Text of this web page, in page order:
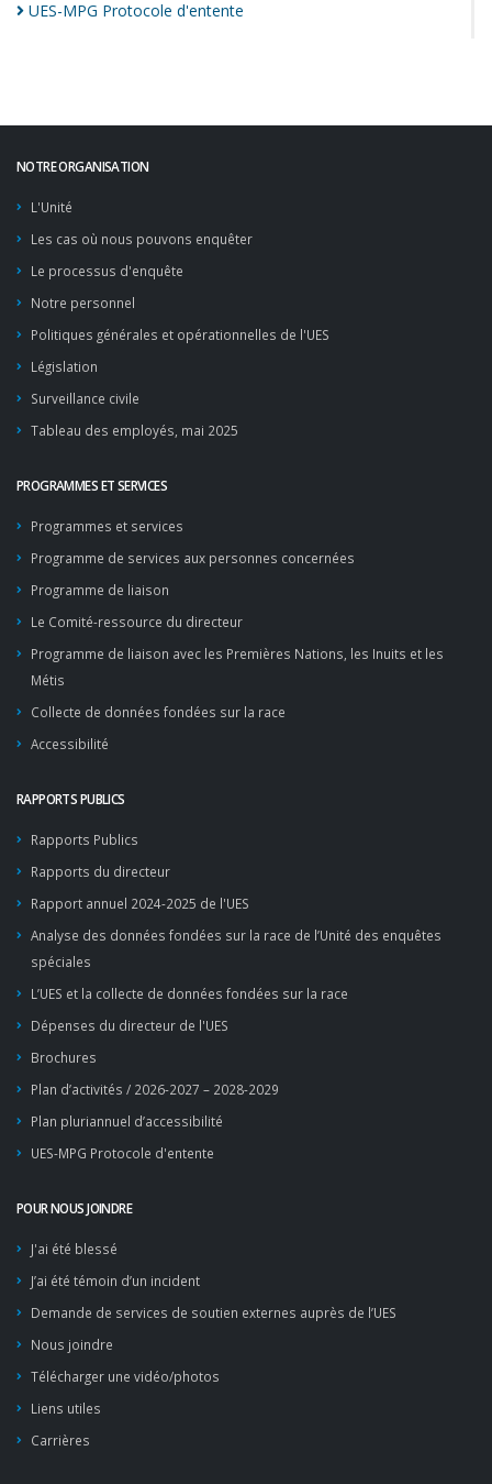
UES-MPG Protocole d'entente
NOTRE ORGANISATION
L'Unité
Les cas où nous pouvons enquêter
Le processus d'enquête
Notre personnel
Politiques générales et opérationnelles de l'UES
Législation
Surveillance civile
Tableau des employés, mai 2025
PROGRAMMES ET SERVICES
Programmes et services
Programme de services aux personnes concernées
Programme de liaison
Le Comité-ressource du directeur
Programme de liaison avec les Premières Nations, les Inuits et les
Métis
Collecte de données fondées sur la race
Accessibilité
RAPPORTS PUBLICS
Rapports Publics
Rapports du directeur
Rapport annuel 2024-2025 de l'UES
Analyse des données fondées sur la race de l’Unité des enquêtes
spéciales
L’UES et la collecte de données fondées sur la race
Dépenses du directeur de l'UES
Brochures
Plan d’activités / 2026-2027 – 2028-2029
Plan pluriannuel d’accessibilité
UES-MPG Protocole d'entente
POUR NOUS JOINDRE
J'ai été blessé
J’ai été témoin d’un incident
Demande de services de soutien externes auprès de l’UES
Nous joindre
Télécharger une vidéo/photos
Liens utiles
Carrières